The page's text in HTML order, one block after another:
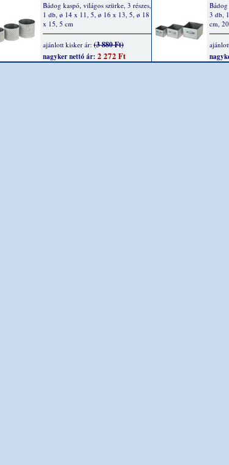
Bádog kaspó, világos szürke, 3 részes,
1 db, ø 14 x 11, 5, ø 16 x 13, 5, ø 18
x 15, 5 cm
ajánlott kisker ár: (3 880 Ft)
nagyker nettó ár: 2 272 Ft
3 db,
cm,